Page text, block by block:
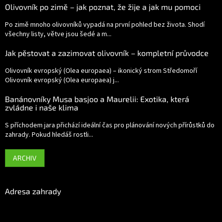
Olivovník po zimě – jak poznat, že žije a jak mu pomoci
Po zimě mnoho olivovníků vypadá na první pohled bez života. Shodí
všechny listy, větve jsou šedé a m...
Jak pěstovat a zazimovat olivovník – kompletní průvodce
Olivovník evropský (Olea europaea) – ikonický strom Středomoří
Olivovník evropský (Olea europaea) j...
Banánovníky Musa basjoo a Maurelii: Exotika, která
zvládne i naše klima
S příchodem jara přichází ideální čas pro plánování nových přírůstků do
zahrady. Pokud hledáš rostli...
ARCHIV
Adresa zahrady